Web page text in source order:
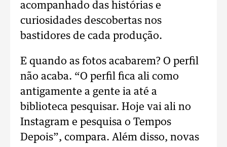
acompanhado das histórias e
curiosidades descobertas nos
bastidores de cada produção.
E quando as fotos acabarem? O perfil
não acaba. “O perfil fica ali como
antigamente a gente ia até a
biblioteca pesquisar. Hoje vai ali no
Instagram e pesquisa o Tempos
Depois”, compara. Além disso, novas